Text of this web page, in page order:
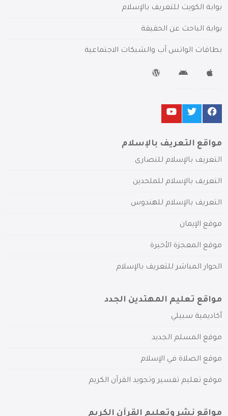
بوابة الكويت للتعريف بالإسلام
بوابة الباحث عن الحقيقة
بطاقات الواتس آب والشبكات الاجتماعية
مواقع التعريف بالإسلام
التعريف بالإسلام للنصارى
التعريف بالإسلام للملحدين
التعريف بالإسلام للهندوس
موقع الإيمان
موقع المعجزة الأخيرة
الحوار المباشر للتعريف بالإسلام
مواقع تعليم المهتدين الجدد
أكاديمية سبيلي
موقع المسلم الجديد
موقع الصلاة في الإسلام
موقع تعليم تفسير وتجويد القرآن الكريم
مواقع نشر وتعليم القرآن الكريم